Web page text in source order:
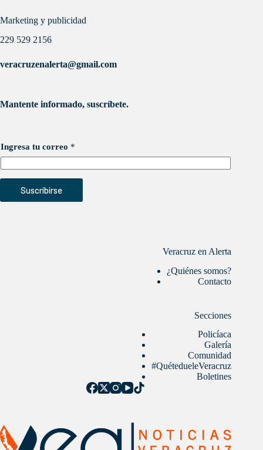
Marketing y publicidad
229 529 2156
veracruzenalerta@gmail.com
Mantente informado, suscríbete.
Ingresa tu correo *
Suscribirse
Veracruz en Alerta
¿Quiénes somos?
Contacto
Secciones
Policíaca
Galería
Comunidad
#QuétedueleVeracruz
Boletines